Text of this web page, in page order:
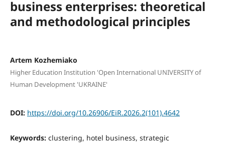
business enterprises: theoretical
and methodological principles
Artem Kozhemiako
Higher Education Institution 'Open International UNIVERSITY of
Human Development 'UKRAINE'
DOI: https://doi.org/10.26906/EiR.2026.2(101).4642
Keywords: clustering, hotel business, strategic